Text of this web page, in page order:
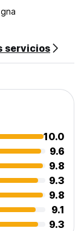
lugar,
servicios
10.0
9.6
9.8
9.3
9.8
9.1
9.3